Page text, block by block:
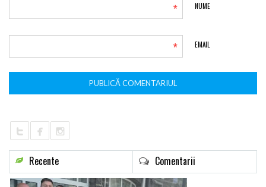
NUME
*
EMAIL
*
Recente Comentarii